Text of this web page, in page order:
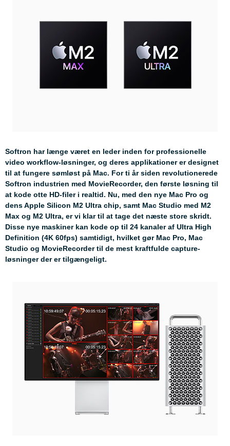
Softron har længe været en leder inden for professionelle
video workflow-løsninger, og deres applikationer er designet
til at fungere sømløst på Mac. For ti år siden revolutionerede
Softron industrien med MovieRecorder, den første løsning til
at kode otte HD-filer i realtid. Nu, med den nye Mac Pro og
dens Apple Silicon M2 Ultra chip, samt Mac Studio med M2
Max og M2 Ultra, er vi klar til at tage det næste store skridt.
Disse nye maskiner kan kode op til 24 kanaler af Ultra High
Definition (4K 60fps) samtidigt, hvilket gør Mac Pro, Mac
Studio og MovieRecorder til de mest kraftfulde capture-
løsninger der er tilgængeligt.